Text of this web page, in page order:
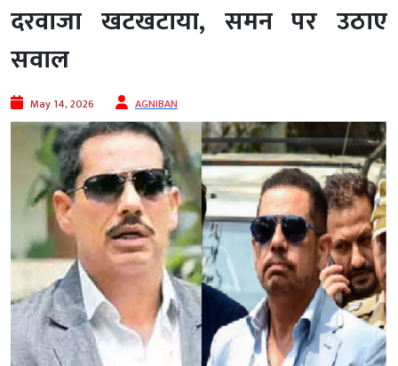
दरवाजा खटखटाया, समन पर उठाए
सवाल
May 14, 2026 AGNIBAN